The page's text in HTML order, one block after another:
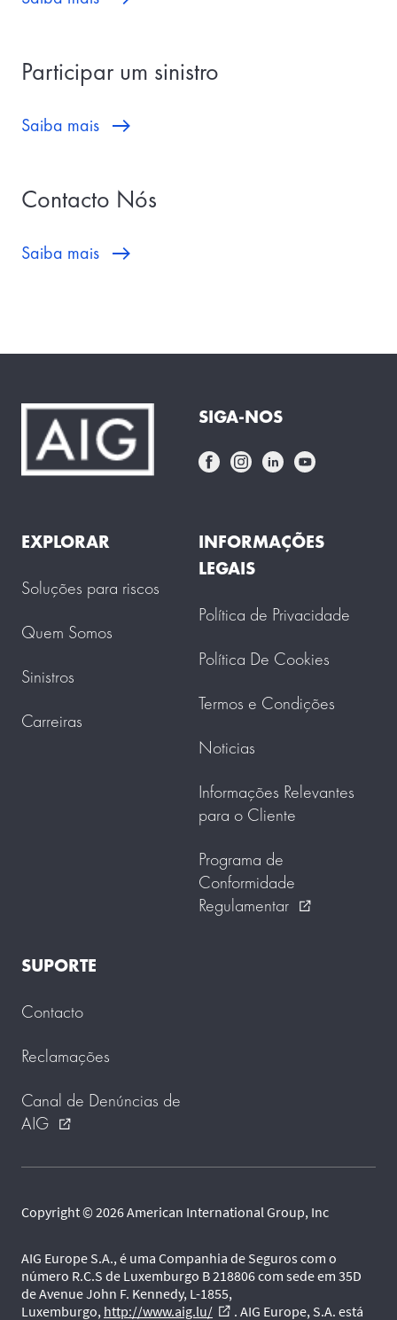
Participar um sinistro
Saiba mais
Contacto Nós
Saiba mais
SIGA-NOS
EXPLORAR
Soluções para riscos
Quem Somos
Sinistros
Carreiras
INFORMAÇÕES
LEGAIS
Política de Privacidade
Política De Cookies
Termos e Condições
Noticias
Informações Relevantes
para o Cliente
Programa de
Conformidade
Regulamentar
external_link
SUPORTE
Contacto
Reclamações
Canal de Denúncias de
AIG
external_link
Copyright © 2026 American International Group, Inc
AIG Europe S.A., é uma Companhia de Seguros com o
número R.C.S de Luxemburgo B 218806 com sede em 35D
de Avenue John F. Kennedy, L-1855,
Luxemburgo, http://www.aig.lu/ external_link . AIG Europe, S.A. está